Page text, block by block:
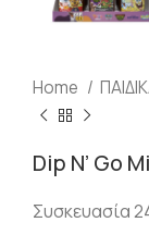
Home
Dip N’ Go
Συσκευασία